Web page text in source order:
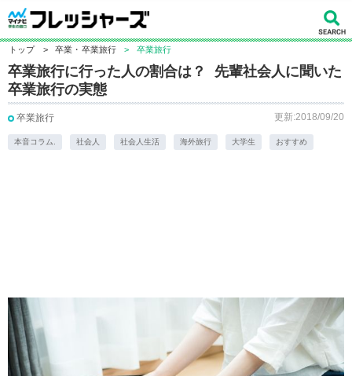
トップ > 卒業・卒業旅行 > 卒業旅行
卒業旅行に行った人の割合は？ 先輩社会人に聞いた
卒業旅行の実態
卒業旅行 更新:2018/09/20
本音コラム. 社会人 社会人生活 海外旅行 大学生 おすすめ